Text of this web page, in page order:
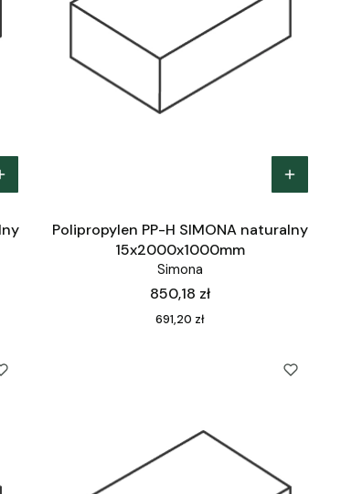
Polipropylen PP-H SIMONA naturalny
15x2000x1000mm
Simona
Cena
850,18 zł
Cena
691,20 zł